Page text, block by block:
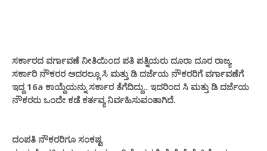
ಸರ್ಕಾರದ ವರ್ಗಾವಣೆ ನೀತಿಯಿಂದ ಪತಿ ಪತ್ನಿಯರು ದೂರಾ ದೂರ ರಾಜ್ಯ
ಸರ್ಕಾರಿ ನೌಕರರ ಅದರಲ್ಲೂ ಸಿ ಮತ್ತು ಡಿ ದರ್ಜೆಯ ನೌಕರರಿಗೆ ವರ್ಗಾವಣೆಗೆ
ಇದ್ದ 16a ಕಾಯ್ದೆಯನ್ನು ಸರ್ಕಾರ ತೆಗೆದಿದ್ದು.. ಇದರಿಂದ ಸಿ ಮತ್ತು ಡಿ ದರ್ಜೆಯ
ನೌಕರರು ಒಂದೇ ಕಡೆ ಕರ್ತವ್ಯ ನಿರ್ವಹಿಸುವಂತಾಗಿದೆ.
ದಂಪತಿ ನೌಕರರಿಗೂ ಸಂಕಷ್ಟ